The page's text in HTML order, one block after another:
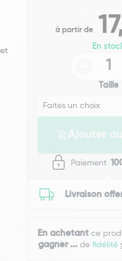
à partir de
En
Taille
Ajouter
Paiement
Livraison
En achetantce
gagner ... defidélité